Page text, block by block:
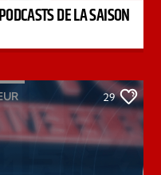
DE LA SAISON
DAVID
29